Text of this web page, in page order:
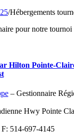
/Hébergements
pour notre tournoi
Hilton Pointe-
– Gestionnaire
Hwy Pointe
514-697-4145